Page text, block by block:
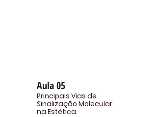
Aula 05
Principais Vias de
Sinalização Molecular
na Estética.